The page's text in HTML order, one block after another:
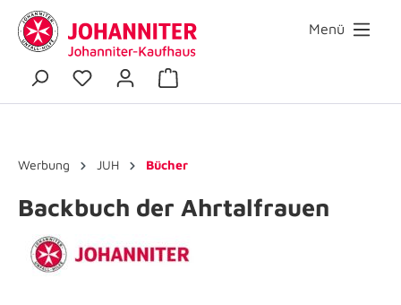
Menü
Werbung JUH Bücher
Backbuch der Ahrtalfrauen